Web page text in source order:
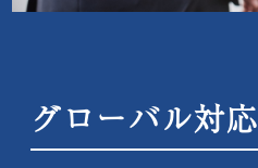
グローバル対応